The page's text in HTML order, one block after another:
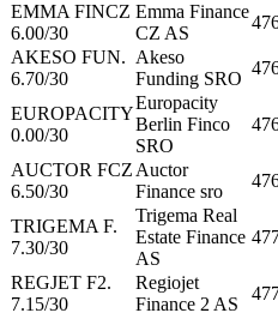
EMMA FINCZ
6.00/30
Emma Finance
CZ AS
AKESO FUN.
6.70/30
Akeso
Funding SRO
EUROPACITY
0.00/30
Europacity
Berlin Finco
SRO
AUCTOR FCZ
6.50/30
Auctor
Finance sro
TRIGEMA F.
7.30/30
Trigema Real
Estate Finance
AS
REGJET F2.
7.15/30
Regiojet
Finance 2 AS